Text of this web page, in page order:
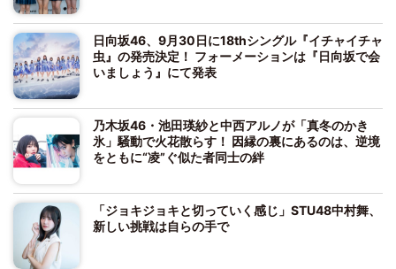
日向坂46、9月30日に18thシングル『イチャイチャ
虫』の発売決定！ フォーメーションは『日向坂で会
いましょう』にて発表
乃木坂46・池田瑛紗と中西アルノが「真冬のかき
氷」騒動で火花散らす！ 因縁の裏にあるのは、逆境
をともに“凌”ぐ似た者同士の絆
「ジョキジョキと切っていく感じ」STU48中村舞、
新しい挑戦は自らの手で